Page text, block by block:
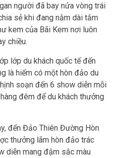
người đã bay nửa vòng trái
sẻ khi đang nằm dài tắm
kem của Bãi Kem nơi luôn
chiều.
lớp du khách quốc tế đến
là hiếm có một hòn đảo du
soạn đến 6 show diễn mỗi
đêm để du khách thưởng
đến Đảo Thiên Đường Hòn
thưởng lãm hòn đảo trác
diễn mang đậm sắc màu